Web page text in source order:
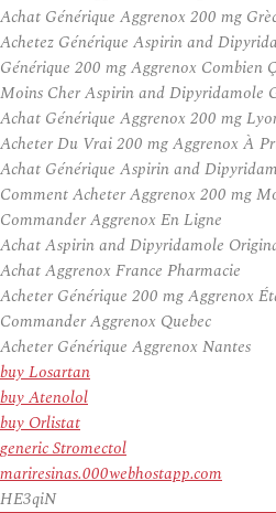
Achat Générique Aggrenox 200 mg
Achetez Générique Aspirin and
Générique 200 mg Aggrenox Combien
Moins Cher Aspirin and Dipyridamole
Achat Générique Aggrenox 200 mg
Acheter Du Vrai 200 mg Aggrenox À
Achat Générique Aspirin and
Comment Acheter Aggrenox 200 mg
Commander Aggrenox En Ligne
Achat Aspirin and Dipyridamole
Achat Aggrenox France Pharmacie
Acheter Générique 200 mg Aggrenox
Commander Aggrenox Quebec
Acheter Générique Aggrenox Nantes
buy Losartan
buy Atenolol
buy Orlistat
generic Stromectol
mariresinas.000webhostapp.com
HE3qiN